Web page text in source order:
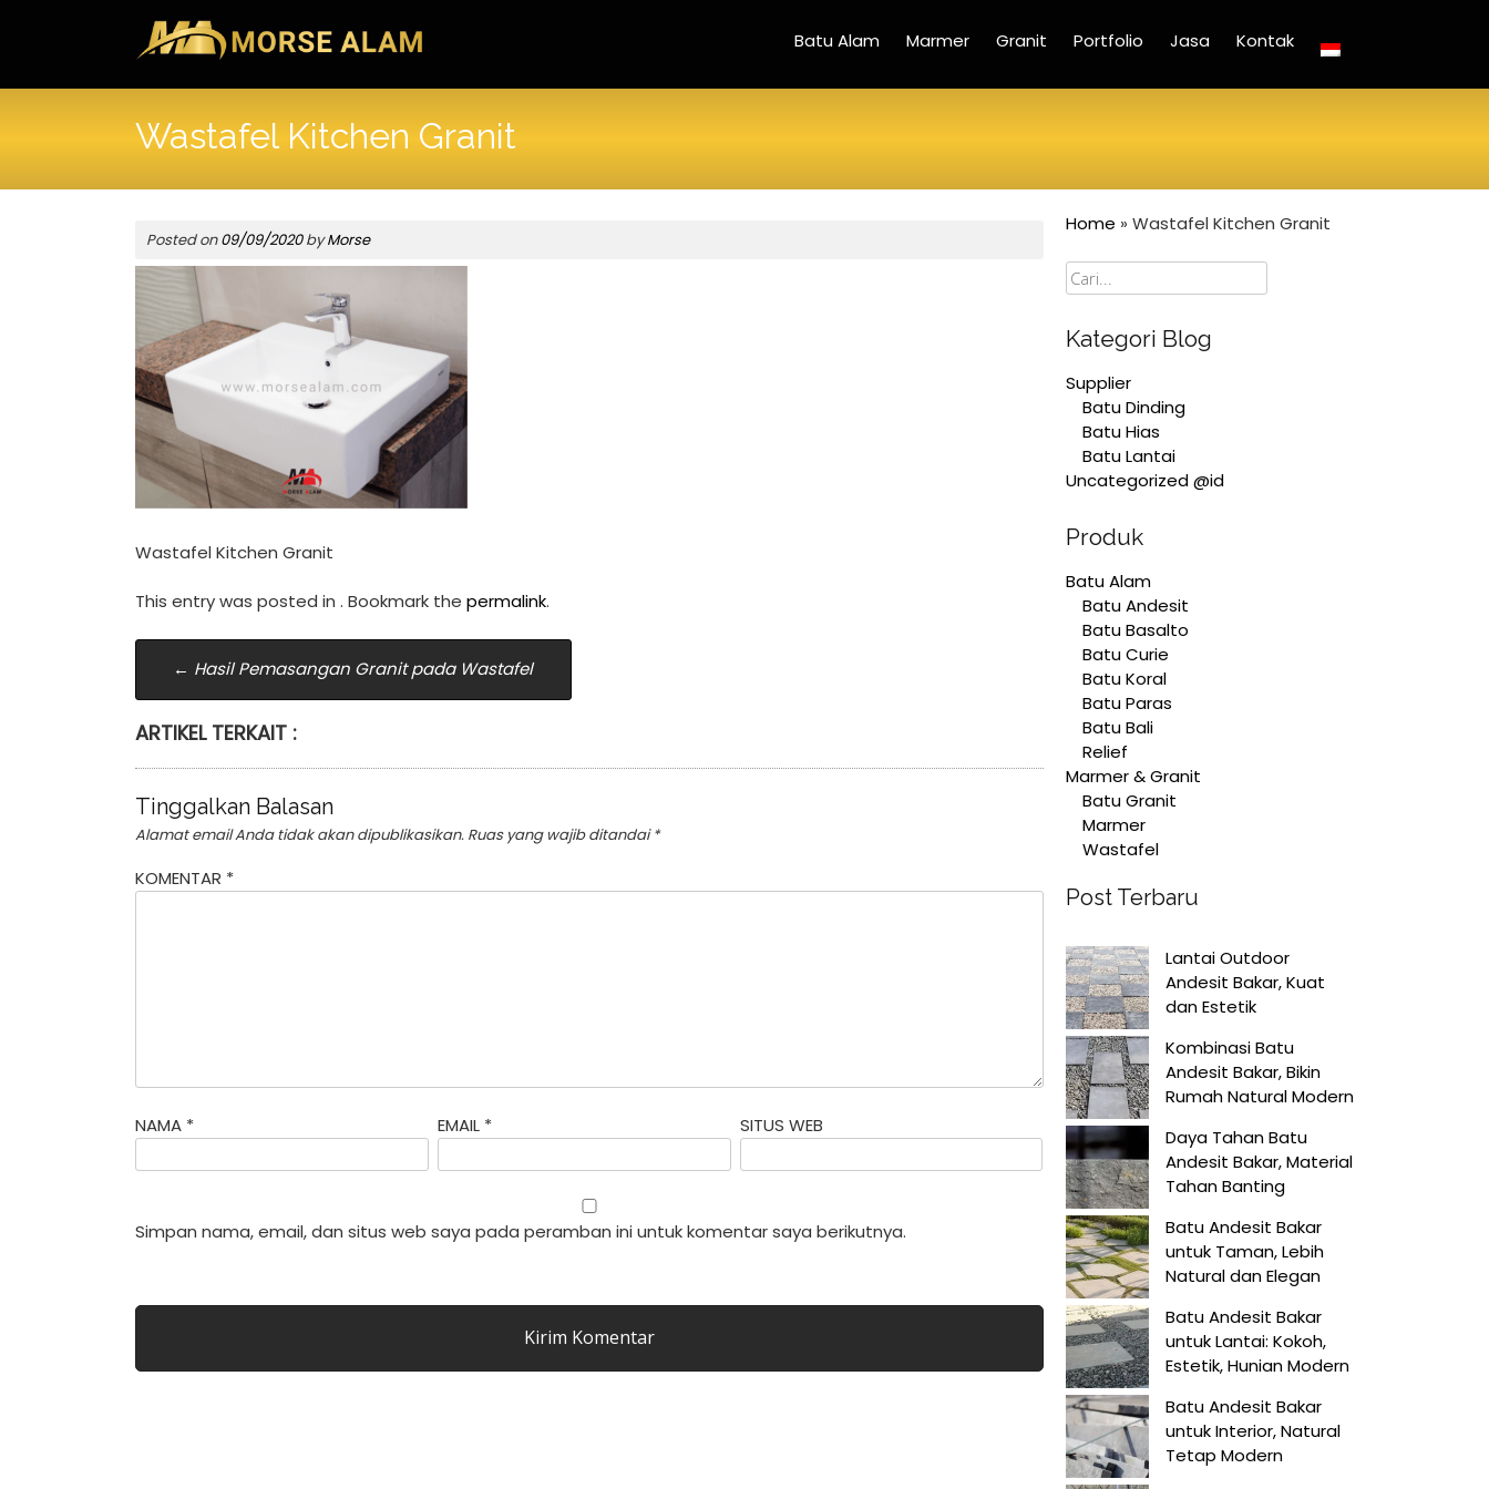
Batu Alam Marmer Granit Portfolio Jasa Kontak
Wastafel Kitchen Granit
Posted on09/09/2020byMorse
Wastafel Kitchen Granit
This entry was posted in . Bookmark the permalink.
Post
navigation
← Hasil Pemasangan Granit pada Wastafel
ARTIKEL TERKAIT :
Tinggalkan Balasan
Alamat email Anda tidak akan dipublikasikan. Ruas yang wajib ditandai*
KOMENTAR *
NAMA * EMAIL * SITUS WEB
Simpan nama, email, dan situs web saya pada peramban ini untuk komentar saya berikutnya.
Home » Wastafel Kitchen Granit
Cari
Kategori Blog
Supplier
Batu Dinding
Batu Hias
Batu Lantai
Uncategorized @id
Produk
Batu Alam
Batu Andesit
Batu Basalto
Batu Curie
Batu Koral
Batu Paras
Batu Bali
Relief
Marmer & Granit
Batu Granit
Marmer
Wastafel
Post Terbaru
Lantai Outdoor
Andesit Bakar, Kuat
dan Estetik
Kombinasi Batu
Andesit Bakar, Bikin
Rumah Natural Modern
Daya Tahan Batu
Andesit Bakar, Material
Tahan Banting
Batu Andesit Bakar
untuk Taman, Lebih
Natural dan Elegan
Batu Andesit Bakar
untuk Lantai: Kokoh,
Estetik, Hunian Modern
Batu Andesit Bakar
untuk Interior, Natural
Tetap Modern